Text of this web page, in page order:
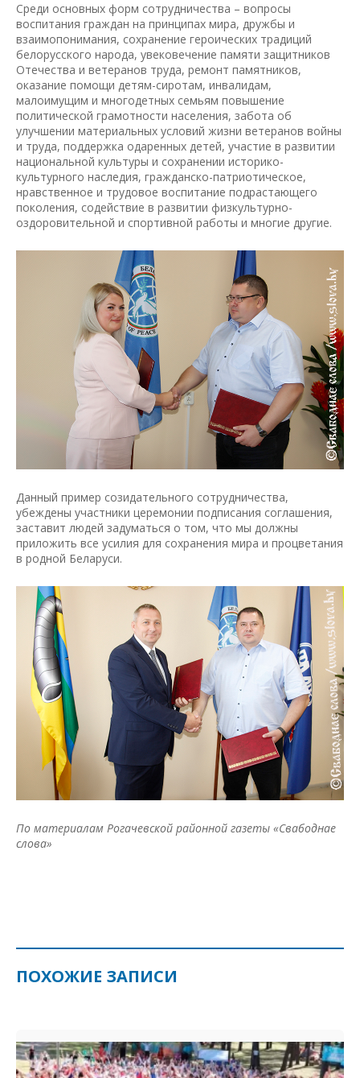
Среди основных форм сотрудничества – вопросы
воспитания граждан на принципах мира, дружбы и
взаимопонимания, сохранение героических традиций
белорусского народа, увековечение памяти защитников
Отечества и ветеранов труда, ремонт памятников,
оказание помощи детям-сиротам, инвалидам,
малоимущим и многодетных семьям повышение
политической грамотности населения, забота об
улучшении материальных условий жизни ветеранов войны
и труда, поддержка одаренных детей, участие в развитии
национальной культуры и сохранении историко-
культурного наследия, гражданско-патриотическое,
нравственное и трудовое воспитание подрастающего
поколения, содействие в развитии физкультурно-
оздоровительной и спортивной работы и многие другие.
Данный пример созидательного сотрудничества,
убеждены участники церемонии подписания соглашения,
заставит людей задуматься о том, что мы должны
приложить все усилия для сохранения мира и процветания
в родной Беларуси.
По материалам Рогачевской районной газеты «Свабоднае
слова»
ПОХОЖИЕ ЗАПИСИ